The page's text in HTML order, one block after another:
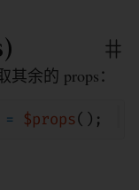
余的 props：
= $props();